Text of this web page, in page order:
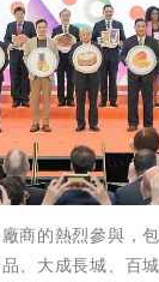
商的熱烈參與，
、大成長城、百